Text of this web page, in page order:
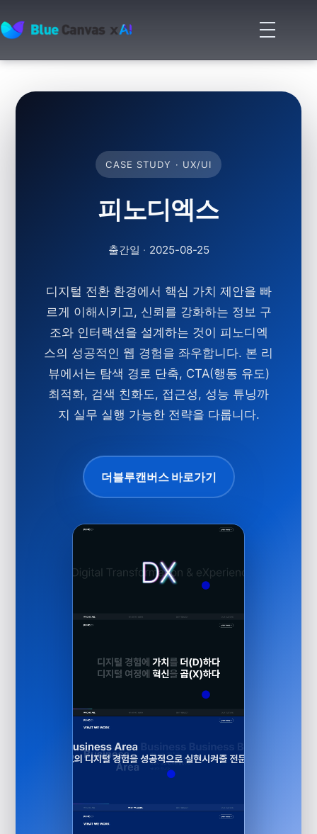
BLUECANVAS
메
뉴
기
CASE STUDY · UX/UI
피노디엑스
출간일 · 2025-08-25
디지털 전환 환경에서 핵심 가치 제안을 빠
르게 이해시키고, 신뢰를 강화하는 정보 구
조와 인터랙션을 설계하는 것이 피노디엑
스의 성공적인 웹 경험을 좌우합니다. 본 리
뷰에서는 탐색 경로 단축, CTA(행동 유도)
최적화, 검색 친화도, 접근성, 성능 튜닝까
지 실무 실행 가능한 전략을 다룹니다.
더블루캔버스 바로가기